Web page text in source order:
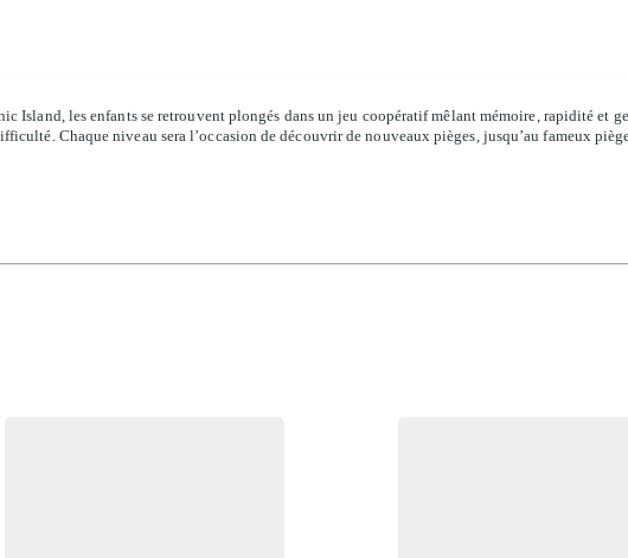
Island, les enfants se retrouvent plongés dans un jeu coopératif mêlant mémoire, rapidité et
Chaque niveau sera l’occasion de découvrir de nouveaux pièges, jusqu’au fameux